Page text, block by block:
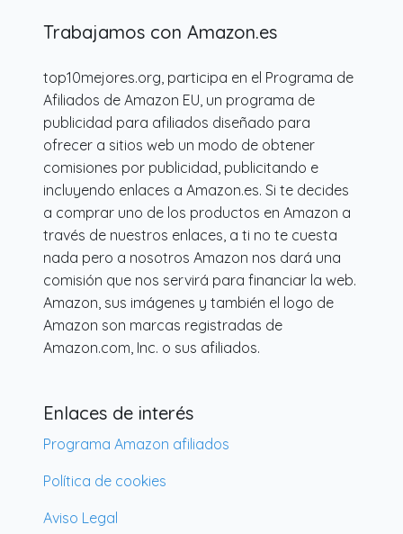
Trabajamos con Amazon.es
top10mejores.org, participa en el Programa de
Afiliados de Amazon EU, un programa de
publicidad para afiliados diseñado para
ofrecer a sitios web un modo de obtener
comisiones por publicidad, publicitando e
incluyendo enlaces a Amazon.es. Si te decides
a comprar uno de los productos en Amazon a
través de nuestros enlaces, a ti no te cuesta
nada pero a nosotros Amazon nos dará una
comisión que nos servirá para financiar la web.
Amazon, sus imágenes y también el logo de
Amazon son marcas registradas de
Amazon.com, Inc. o sus afiliados.
Enlaces de interés
Programa Amazon afiliados
Política de cookies
Aviso Legal